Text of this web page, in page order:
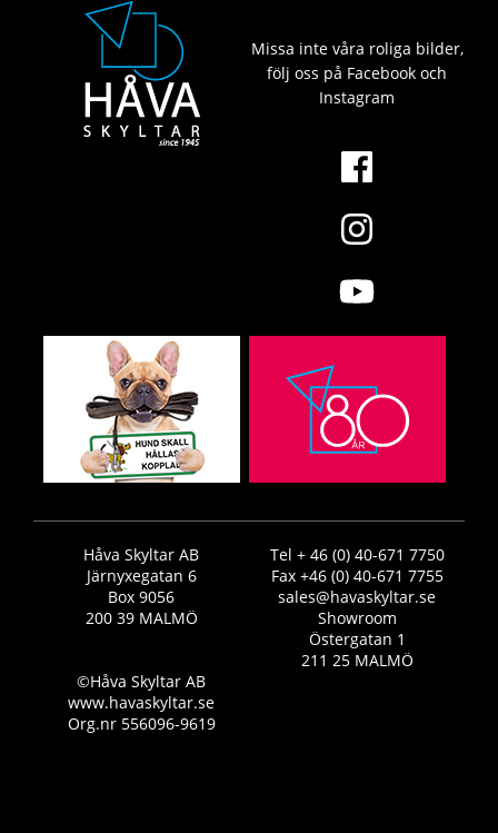
Missa inte våra roliga bilder,
följ oss på Facebook och
Instagram
Håva Skyltar AB
Järnyxegatan 6
Box 9056
200 39 MALMÖ
Tel + 46 (0) 40-671 7750
Fax +46 (0) 40-671 7755
sales@havaskyltar.se
Showroom
Östergatan 1
211 25 MALMÖ
©Håva Skyltar AB
www.havaskyltar.se
Org.nr 556096-9619